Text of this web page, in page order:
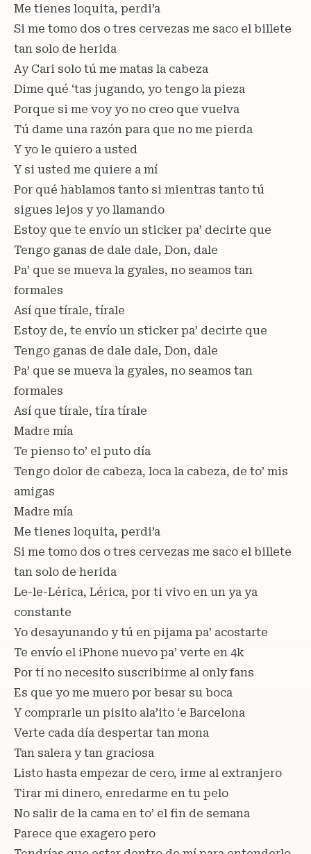
Me tienes loquita, perdi’a
Si me tomo dos o tres cervezas me saco el billete
tan solo de herida
Ay Cari solo tú me matas la cabeza
Dime qué ‘tas jugando, yo tengo la pieza
Porque si me voy yo no creo que vuelva
Tú dame una razón para que no me pierda
Y yo le quiero a usted
Y si usted me quiere a mí
Por qué hablamos tanto si mientras tanto tú
sigues lejos y yo llamando
Estoy que te envío un sticker pa’ decirte que
Tengo ganas de dale dale, Don, dale
Pa’ que se mueva la gyales, no seamos tan
formales
Así que tírale, tírale
Estoy de, te envío un sticker pa’ decirte que
Tengo ganas de dale dale, Don, dale
Pa’ que se mueva la gyales, no seamos tan
formales
Así que tírale, tíra tírale
Madre mía
Te pienso to’ el puto día
Tengo dolor de cabeza, loca la cabeza, de to’ mis
amigas
Madre mía
Me tienes loquita, perdi’a
Si me tomo dos o tres cervezas me saco el billete
tan solo de herida
Le-le-Lérica, Lérica, por ti vivo en un ya ya
constante
Yo desayunando y tú en pijama pa’ acostarte
Te envío el iPhone nuevo pa’ verte en 4k
Por ti no necesito suscribirme al only fans
Es que yo me muero por besar su boca
Y comprarle un pisito ala’ito ‘e Barcelona
Verte cada día despertar tan mona
Tan salera y tan graciosa
Listo hasta empezar de cero, irme al extranjero
Tirar mi dinero, enredarme en tu pelo
No salir de la cama en to’ el fin de semana
Parece que exagero pero